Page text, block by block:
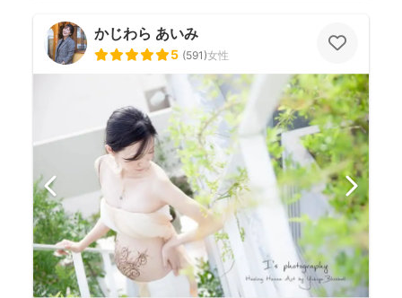
かじわら あいみ
5 (591)女性